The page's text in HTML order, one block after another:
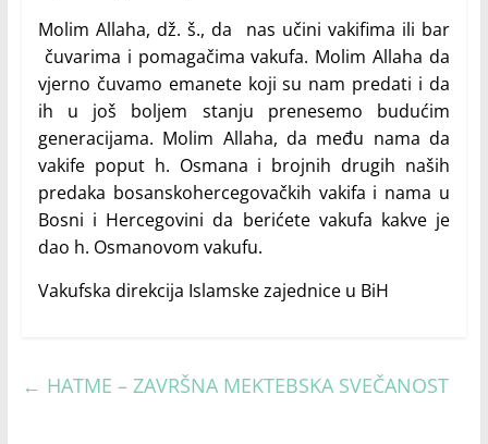
Molim Allaha, dž. š., da nas učini vakifima ili bar
čuvarima i pomagačima vakufa. Molim Allaha da
vjerno čuvamo emanete koji su nam predati i da
ih u još boljem stanju prenesemo budućim
generacijama. Molim Allaha, da među nama da
vakife poput h. Osmana i brojnih drugih naših
predaka bosanskohercegovačkih vakifa i nama u
Bosni i Hercegovini da berićete vakufa kakve je
dao h. Osmanovom vakufu.
Vakufska direkcija Islamske zajednice u BiH
← HATME – ZAVRŠNA MEKTEBSKA SVEČANOST